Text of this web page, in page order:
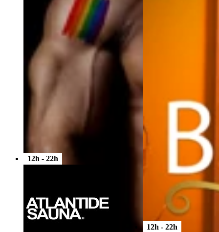
12h - 22h
12h - 22h